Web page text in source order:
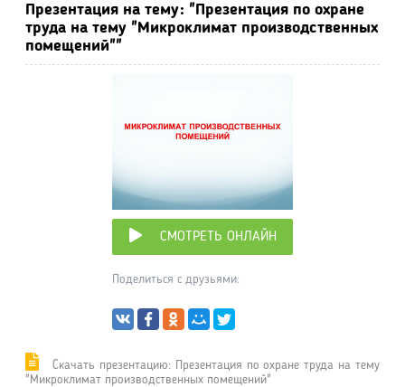
Презентация на тему: "Презентация по охране
труда на тему "Микроклимат производственных
помещений""
СМОТРЕТЬ ОНЛАЙН
Поделиться с друзьями:
Cкачать презентацию: Презентация по охране труда на тему
"Микроклимат производственных помещений"